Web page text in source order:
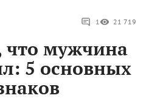
1 21 719
что мужчина
5 основных